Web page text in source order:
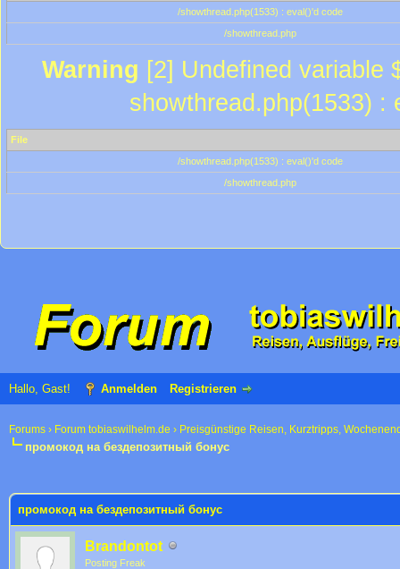
/showthread.php(1533) : eval()'d code
/showthread.php
Warning [2] Undefined variable
showthread.php(1533) :
File
/showthread.php(1533) : eval()'d code
/showthread.php
Hallo, Gast! Anmelden Registrieren
Forums › Forum tobiaswilhelm.de › Preisgünstige Reisen, Kurztripps,
промокод на бездепозитный бонус
промокод на бездепозитный бонус
Brandontot
Posting Freak